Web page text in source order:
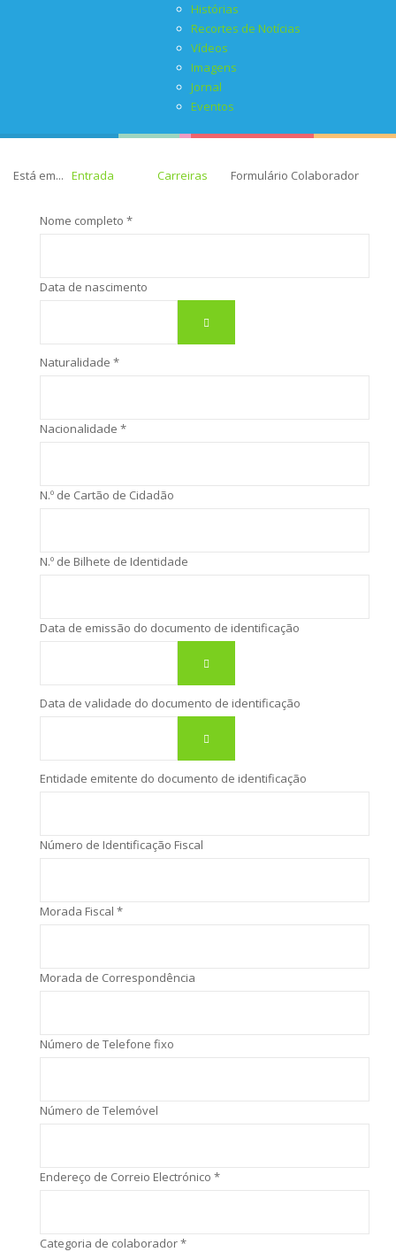
Histórias
Recortes de Notícias
Vídeos
Imagens
Jornal
Eventos
Está em... Entrada Carreiras Formulário Colaborador
Nome completo *
Data de nascimento
Naturalidade *
Nacionalidade *
N.º de Cartão de Cidadão
N.º de Bilhete de Identidade
Data de emissão do documento de identificação
Data de validade do documento de identificação
Entidade emitente do documento de identificação
Número de Identificação Fiscal
Morada Fiscal *
Morada de Correspondência
Número de Telefone fixo
Número de Telemóvel
Endereço de Correio Electrónico *
Categoria de colaborador *